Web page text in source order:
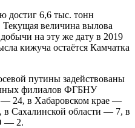
достиг 6,6 тыс. тонн
Текущая величина вылова
на эту же дату в 2019
кижуча остаётся Камчатка
путины задействованы
филиалов ФГБНУ
24, в Хабаровском крае —
Сахалинской области — 7, в
— 2.